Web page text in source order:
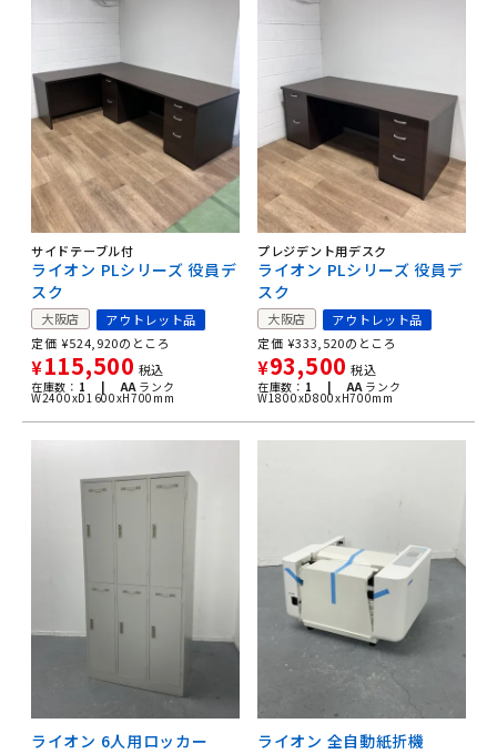
サイドテーブル付
ライオン PLシリーズ 役員デ
スク
大阪店
アウトレット品
定価 ¥524,920のところ
¥115,500 税込
在庫数： 1 | AAランク
W2400xD1600xH700mm
プレジデント用デスク
ライオン PLシリーズ 役員デ
スク
大阪店
アウトレット品
定価 ¥333,520のところ
¥93,500 税込
在庫数： 1 | AAランク
W1800xD800xH700mm
ライオン 6人用ロッカー ライオン 全自動紙折機